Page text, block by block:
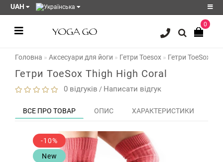
UAH
Реєстрація
Авторизація
Мої
0
Головна Аксесуари для йоги Гетри Toesox Гетри ToeSox
Гетри ToeSox Thigh High Coral
0 відгуків / Написати відгук
ВСЕ ПРО ТОВАР ОПИС ХАРАКТЕРИСТИКИ
-10%
New